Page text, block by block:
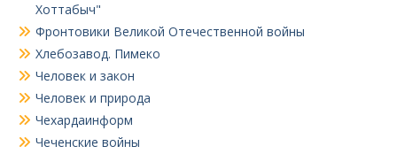
Хоттабыч"
Фронтовики Великой Отечественной войны
Хлебозавод. Пимеко
Человек и закон
Человек и природа
Чехардаинформ
Чеченские войны